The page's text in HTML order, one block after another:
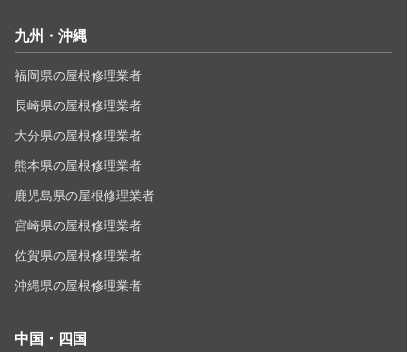
九州・沖縄
福岡県の屋根修理業者
長崎県の屋根修理業者
大分県の屋根修理業者
熊本県の屋根修理業者
鹿児島県の屋根修理業者
宮崎県の屋根修理業者
佐賀県の屋根修理業者
沖縄県の屋根修理業者
中国・四国